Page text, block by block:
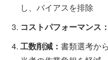
し、バイアスを排除
コストパフォーマンス：
工数削減： 書類選考か